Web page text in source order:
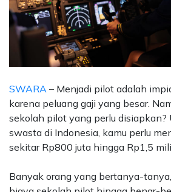
SWARA – Menjadi pilot adalah
karena peluang gaji yang besar.
sekolah pilot yang perlu
swasta di Indonesia, kamu perlu
sekitar Rp800 juta hingga Rp1,5
Banyak orang yang bertanya-